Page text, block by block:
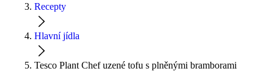
Recepty
Hlavní jídla
Tesco Plant Chef uzené tofu s plněnými bramborami